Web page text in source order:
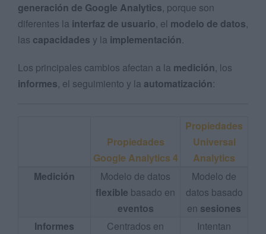
generación de Google Analytics, porque son
diferentes la interfaz de usuario, el modelo de datos,
las capacidades y la implementación.
Los principales cambios afectan a la medición, los
informes, el seguimiento y la automatización:
Propiedades
Google Analytics 4
Propiedades
Universal
Analytics
Medición
Modelo de datos
flexible basado en
eventos
Modelo de
datos basado
en sesiones
Informes
Centrados en
Intentan